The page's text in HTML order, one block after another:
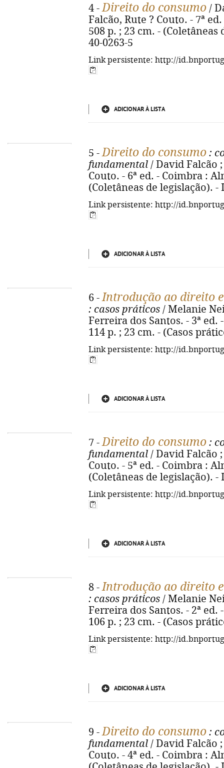
4 -Direito do consumo /
Falcão, Rute ? Couto. - 7ª
508 p. ; 23 cm. - (Coletâneas
40-0263-5
Link persistente: http://
ADICIONAR À LISTA
5 -Direito do consumo :
fundamental / David Falcão
Couto. - 6ª ed. - Coimbra :
(Coletâneas de legislação). -
Link persistente: http://
ADICIONAR À LISTA
6 -Introdução ao direito
: casos práticos / Melanie
Ferreira dos Santos. - 3ª
114 p. ; 23 cm. - (Casos
Link persistente: http://
ADICIONAR À LISTA
7 -Direito do consumo :
fundamental / David Falcão
Couto. - 5ª ed. - Coimbra :
(Coletâneas de legislação). -
Link persistente: http://
ADICIONAR À LISTA
8 -Introdução ao direito
: casos práticos / Melanie
Ferreira dos Santos. - 2ª
106 p. ; 23 cm. - (Casos
Link persistente: http://
ADICIONAR À LISTA
9 -Direito do consumo :
fundamental / David Falcão
Couto. - 4ª ed. - Coimbra :